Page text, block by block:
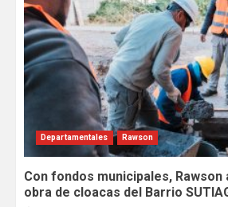
Departamentales Rawson
Con fondos municipales, Rawson
obra de cloacas del Barrio